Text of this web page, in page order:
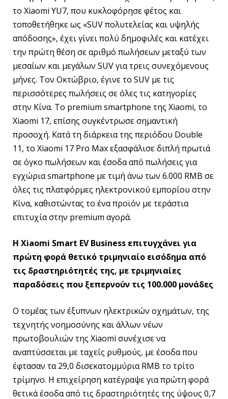
το Xiaomi YU7, που κυκλοφόρησε φέτος και
τοποθετήθηκε ως «SUV πολυτελείας και υψηλής
απόδοσης», έχει γίνει πολύ δημοφιλές και κατέχει
την πρώτη θέση σε αριθμό πωλήσεων μεταξύ των
μεσαίων και μεγάλων SUV για τρεις συνεχόμενους
μήνες. Τον Οκτώβριο, έγινε το SUV με τις
περισσότερες πωλήσεις σε όλες τις κατηγορίες
στην Κίνα. Το premium smartphone της Xiaomi, το
Xiaomi 17, επίσης συγκέντρωσε σημαντική
προσοχή. Κατά τη διάρκεια της περιόδου Double
11, το Xiaomi 17 Pro Max εξασφάλισε διπλή πρωτιά
σε όγκο πωλήσεων και έσοδα από πωλήσεις για
εγχώρια smartphone με τιμή άνω των 6.000 RMB σε
όλες τις πλατφόρμες ηλεκτρονικού εμπορίου στην
Κίνα, καθιστώντας το ένα προϊόν με τεράστια
επιτυχία στην premium αγορά.
Η Xiaomi Smart EV Business επιτυγχάνει για
πρώτη φορά θετικό τριμηνιαίο εισόδημα από
τις δραστηριότητές της, με τριμηνιαίες
παραδόσεις που ξεπερνούν τις 100.000 μονάδες
Ο τομέας των έξυπνων ηλεκτρικών οχημάτων, της
τεχνητής νοημοσύνης και άλλων νέων
πρωτοβουλιών της Xiaomi συνέχισε να
αναπτύσσεται με ταχείς ρυθμούς, με έσοδα που
έφτασαν τα 29,0 δισεκατομμύρια RMB το τρίτο
τρίμηνο. Η επιχείρηση κατέγραψε για πρώτη φορά
θετικά έσοδα από τις δραστηριότητές της ύψους 0,7